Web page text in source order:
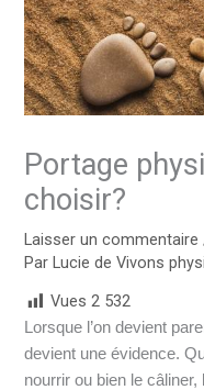
Portage
choisir?
Laisser un commentaire
ParLucie de Vivons
Vues 2 532
Lorsque l’on devient
devient une évidence.
nourrir ou bien le câliner,